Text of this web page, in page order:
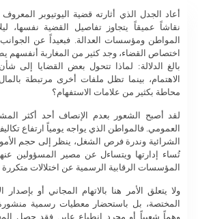
أعاد الجدل الذي أثارته قضية اليوتيوبر
نقاشاً عميقاً يتجاوز تفاصيل القضية نفسها،
المواطن ومؤسسات العدالة. فبعيداً عن الجوانب
اختصاص القضاء، وجد كثير من المغاربة أنفسهم
بالغ الدلالة: لماذا تتحول بعض القضايا إلى
الاهتمام، بينما تظل ملفات أخرى مرتبطة
محاطة بكثير من علامات الاستفهام؟
لقد أصبح الشعور بعدم الإنصاف أحد أكثر
العمومي. فالمواطن الذي يواجه يومياً ارتفاع
الشرائية وندرة فرص الشغل، ينظر إلى حجم
تُساء إدارتها ويتساءل عن مصير المسؤولين
المؤسسات الرقابية الرسمية عن اختلالات متكررة
ولا يتعلق الأمر هنا بالاتهام المجاني أو
المختصة، بل باستحضار معطيات رسمية